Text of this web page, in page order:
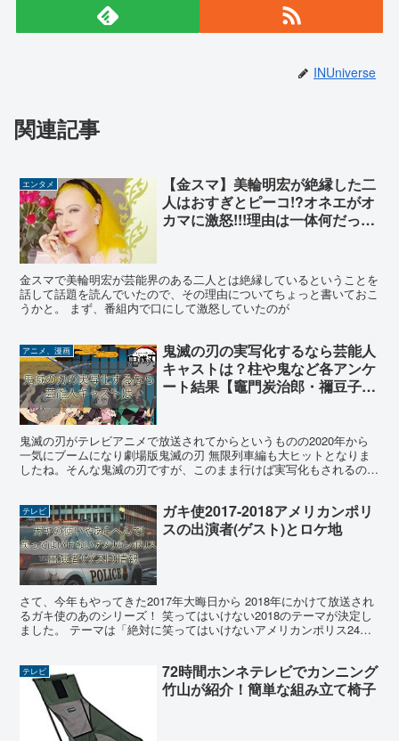
INUniverse
関連記事
エンタメ
【金スマ】美輪明宏が絶縁した二
人はおすぎとピーコ!?オネエがオ
カマに激怒!!!理由は一体何だった
金スマで美輪明宏が芸能界のある二人とは絶縁しているということを
話して話題を読んでいたので、その理由についてちょっと書いておこ
うかと。 まず、番組内で口にして激怒していたのが
アニメ、漫画
鬼滅の刃の実写化するなら芸能人
キャストは？柱や鬼など各アンケ
ート結果【竈門炭治郎・禰豆子・
鬼滅の刃がテレビアニメで放送されてからというものの2020年から
一気にブームになり劇場版鬼滅の刃 無限列車編も大ヒットとなりま
したね。そんな鬼滅の刃ですが、このまま行けば実写化もされるので
テレビ
ガキ使2017-2018アメリカンポリ
スの出演者(ゲスト)とロケ地
さて、今年もやってきた2017年大晦日から 2018年にかけて放送され
るガキ使のあのシリーズ！ 笑ってはいけない2018のテーマが決定し
ました。 テーマは「絶対に笑ってはいけないアメリカンポリス24
テレビ
72時間ホンネテレビでカンニング
竹山が紹介！簡単な組み立て椅子